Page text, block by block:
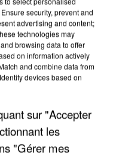
MAFIA
security, prevent and
advertising and content;
technologies may
browsing data to offer
on information actively
and combine data from
devices based on
sur "Accepter
les
"Gérer mes